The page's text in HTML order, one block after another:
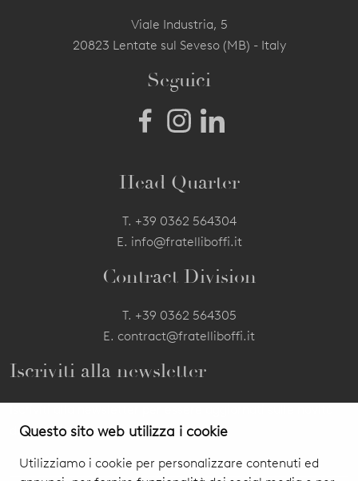
Questo sito web utilizza i cookie
Utilizziamo i cookie per personalizzare contenuti ed
Viale Industria, 5
20823 Lentate sul Seveso (MB) - Italy
Seguici
Head Quarter
T. +39 0362 564304
E. info@fratelliboffi.it
Contract Division
T. +39 0362 564305
E. contract@fratelliboffi.it
Iscriviti alla newsletter
dei nostri prodotti ed eventi.